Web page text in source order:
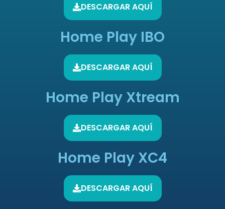
DESCARGAR AQUÍ
Home Play IBO
DESCARGAR AQUÍ
Home Play Xtream
DESCARGAR AQUÍ
Home Play XC4
DESCARGAR AQUÍ